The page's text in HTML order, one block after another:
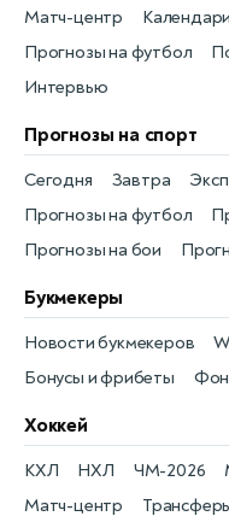
Матч-центр Календари
Прогнозы на футбол
Интервью
Прогнозы на спорт
Прогнозы на футбол
Сегодня
Завтра
Прогнозы на бои
Букмекеры
Бонусы и фрибеты
Новости букмекеров
Хоккей
КХЛ
Матч-центр
НХЛ
ЧМ-2026